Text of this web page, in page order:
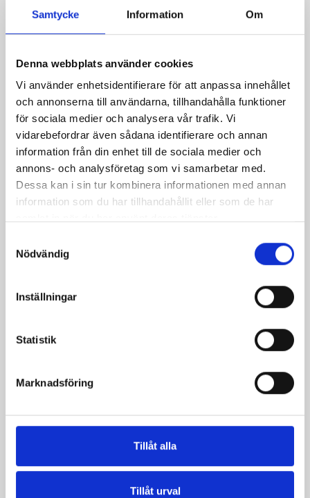
Samtycke Information Om
Denna webbplats använder cookies
Vi använder enhetsidentifierare för att anpassa innehållet
och annonserna till användarna, tillhandahålla funktioner
för sociala medier och analysera vår trafik. Vi
vidarebefordrar även sådana identifierare och annan
information från din enhet till de sociala medier och
annons- och analysföretag som vi samarbetar med.
Dessa kan i sin tur kombinera informationen med annan
information som du har tillhandahållit eller som de har
Nödvändig
Inställningar
Statistik
Marknadsföring
Tillåt alla
Tillåt urval